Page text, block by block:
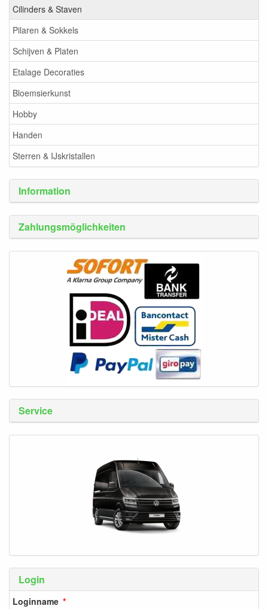
Cilinders & Staven
Pilaren & Sokkels
Schijven & Platen
Etalage Decoraties
Bloemsierkunst
Hobby
Handen
Sterren & IJskristallen
Information
Zahlungsmöglichkeiten
Service
Login
Loginname